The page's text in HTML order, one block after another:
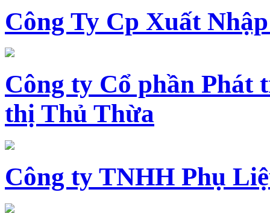
Công Ty Cp Xuất
Công ty Cổ phần Phát
thị Thủ Thừa
Công ty TNHH Phụ